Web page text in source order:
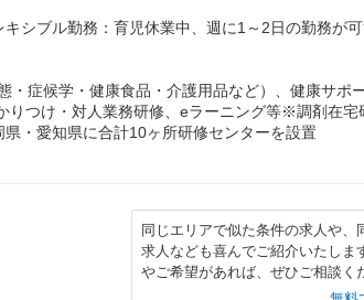
ブル勤務：育児休業中、週に1～2日の勤務が可
・症候学・健康食品・介護用品など）、健康サポ
りつけ・対人業務研修、eラーニング等※調剤在宅
・愛知県に合計10ヶ所研修センターを設置
同じエリアで似た条件の求人や、
求人なども喜んでご紹介いたしま
やご希望があれば、ぜひご相談く